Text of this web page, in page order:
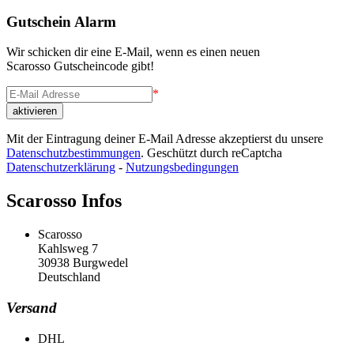
Gutschein Alarm
Wir schicken dir eine E-Mail, wenn es einen neuen
Scarosso Gutscheincode gibt!
*
Mit der Eintragung deiner E-Mail Adresse akzeptierst du unsere
Datenschutzbestimmungen. Geschützt durch reCaptcha
Datenschutzerklärung - Nutzungsbedingungen
Scarosso Infos
Scarosso
Kahlsweg 7
30938 Burgwedel
Deutschland
Versand
DHL